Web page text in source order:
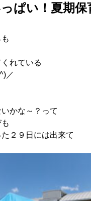
ぱい！夏期保
れている
／
かな～？って
２９日には出来て